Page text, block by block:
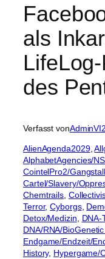
als
des
Verfasst von
AlienAgenda2029,
AlphabetAgencies/
CointelPro2/
Cartel/Slavery/
Chemtrails
Terror, Cyborgs,
Detox/Medizin
DNA-
DNA/RNA/
Endgame/Endzeit/
History, Hypergame/